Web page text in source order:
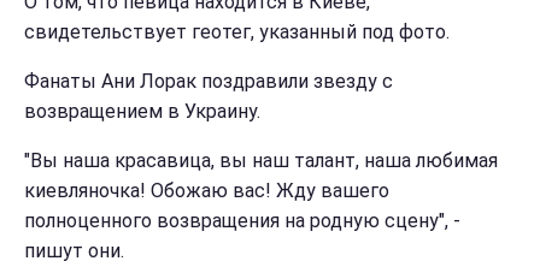
свидетельствует геотег, указанный под фото.
Фанаты Ани Лорак поздравили звезду с
возвращением в Украину.
"Вы наша красавица, вы наш талант, наша любимая
киевляночка! Обожаю вас! Жду вашего
полноценного возвращения на родную сцену", -
пишут они.